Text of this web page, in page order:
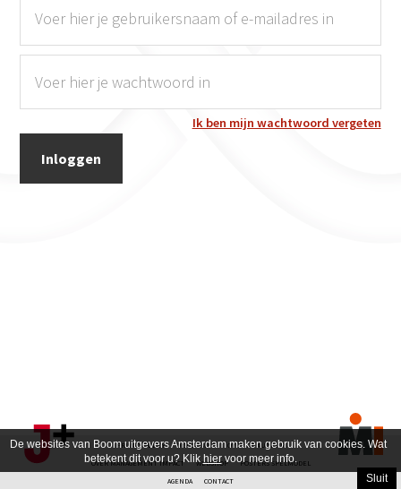
De websites van Boom uitgevers Amsterdam maken gebruik van cookies. Wat
betekent dit voor u? Klikhiervoor meer info.
Sluit
Ik ben mijn wachtwoord vergeten
PRIVACY POLICY DISCLAIMER
OVER DE AUTEUR
OVER MANAGEMENT IMPACT
WEBSHOP
POSTERS SPELMODEL
AGENDA
CONTACT